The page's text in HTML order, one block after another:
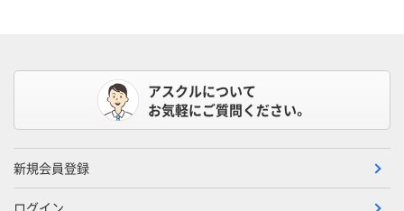
アスクルについて
お気軽にご質問ください。
新規会員登録